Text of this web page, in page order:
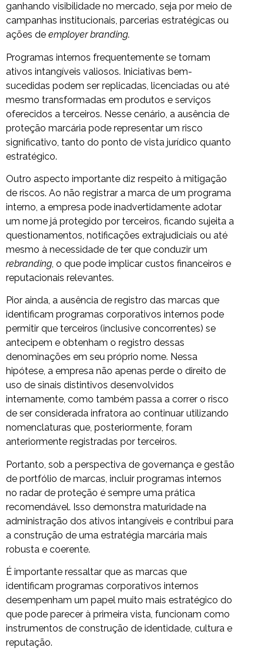
ganhando visibilidade no mercado, seja por meio de
campanhas institucionais, parcerias estratégicas ou
ações de employer branding.
Programas internos frequentemente se tornam
ativos intangíveis valiosos. Iniciativas bem-
sucedidas podem ser replicadas, licenciadas ou até
mesmo transformadas em produtos e serviços
oferecidos a terceiros. Nesse cenário, a ausência de
proteção marcária pode representar um risco
significativo, tanto do ponto de vista jurídico quanto
estratégico.
Outro aspecto importante diz respeito à mitigação
de riscos. Ao não registrar a marca de um programa
interno, a empresa pode inadvertidamente adotar
um nome já protegido por terceiros, ficando sujeita a
questionamentos, notificações extrajudiciais ou até
mesmo à necessidade de ter que conduzir um
rebranding, o que pode implicar custos financeiros e
reputacionais relevantes.
Pior ainda, a ausência de registro das marcas que
identificam programas corporativos internos pode
permitir que terceiros (inclusive concorrentes) se
antecipem e obtenham o registro dessas
denominações em seu próprio nome. Nessa
hipótese, a empresa não apenas perde o direito de
uso de sinais distintivos desenvolvidos
internamente, como também passa a correr o risco
de ser considerada infratora ao continuar utilizando
nomenclaturas que, posteriormente, foram
anteriormente registradas por terceiros.
Portanto, sob a perspectiva de governança e gestão
de portfólio de marcas, incluir programas internos
no radar de proteção é sempre uma prática
recomendável. Isso demonstra maturidade na
administração dos ativos intangíveis e contribui para
a construção de uma estratégia marcária mais
robusta e coerente.
É importante ressaltar que as marcas que
identificam programas corporativos internos
desempenham um papel muito mais estratégico do
que pode parecer à primeira vista, funcionam como
instrumentos de construção de identidade, cultura e
reputação.